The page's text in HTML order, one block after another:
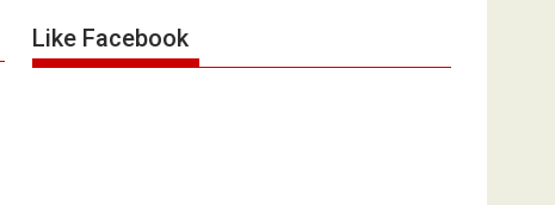
Like Facebook